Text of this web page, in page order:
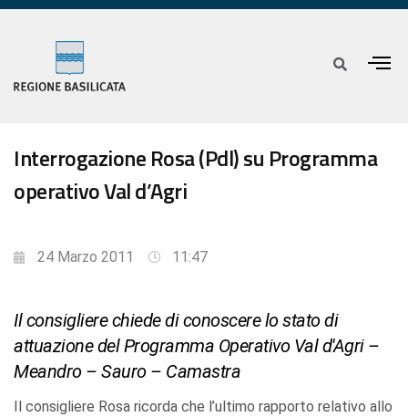
Interrogazione Rosa (Pdl) su Programma
operativo Val d’Agri
24 Marzo 2011 11:47
Il consigliere chiede di conoscere lo stato di
attuazione del Programma Operativo Val d'Agri –
Meandro – Sauro – Camastra
Il consigliere Rosa ricorda che l’ultimo rapporto relativo allo